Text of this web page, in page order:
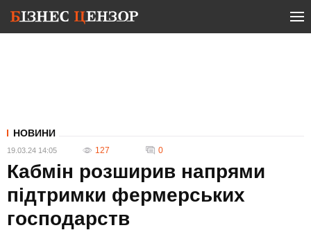
НОВИНИ
19.03.24 14:05 127 0
Кабмін розширив напрями
підтримки фермерських
господарств